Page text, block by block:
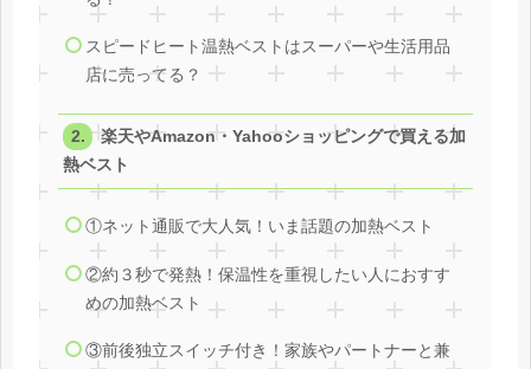
スピードヒート温熱ベストはスーパーや生活用品
店に売ってる？
楽天やAmazon・Yahooショッピングで買える加
熱ベスト
①ネット通販で大人気！いま話題の加熱ベスト
②約３秒で発熱！保温性を重視したい人におすす
めの加熱ベスト
③前後独立スイッチ付き！家族やパートナーと兼